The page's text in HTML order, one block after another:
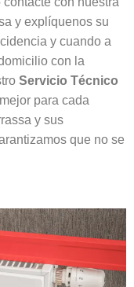
y explíquenos su
y cuando a
con la
Servicio Técnico
para cada
y sus
que no se